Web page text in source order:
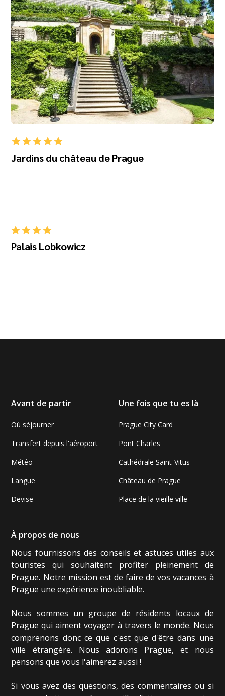
Jardins du château de Prague
Palais Lobkowicz
Avant de partir
Où séjourner
Transfert depuis l'aéroport
Météo
Langue
Devise
Une fois que tu es là
Prague City Card
Pont Charles
Cathédrale Saint-Vitus
Château de Prague
Place de la vieille ville
À propos de nous
Nous fournissons des conseils et astuces utiles aux
touristes qui souhaitent profiter pleinement de
Prague. Notre mission est de faire de vos vacances à
Prague une expérience inoubliable.
Nous sommes un groupe de résidents locaux de
Prague qui aiment voyager à travers le monde. Nous
comprenons donc ce que c'est que d'être dans une
ville étrangère. Nous adorons Prague, et nous
pensons que vous l'aimerez aussi !
Si vous avez des questions, des commentaires ou si